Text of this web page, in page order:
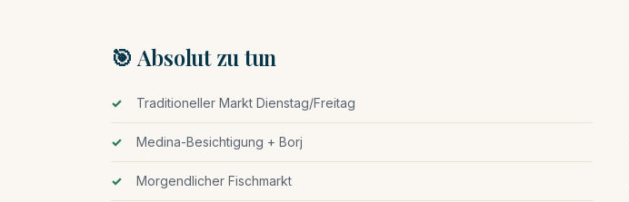
🎯 Absolut zu tun
Traditioneller Markt Dienstag/Freitag
Medina-Besichtigung + Borj
Morgendlicher Fischmarkt